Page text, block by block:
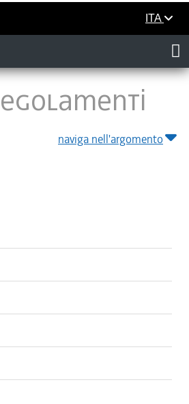
ITA
naviga nell'argomento